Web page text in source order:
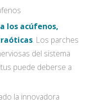
los acúfenos,
. Los parches
del sistema
puede deberse a
la innovadora